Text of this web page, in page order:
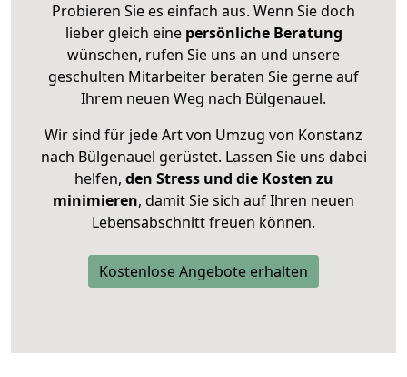
Probieren Sie es einfach aus. Wenn Sie doch
lieber gleich eine persönliche Beratung
wünschen, rufen Sie uns an und unsere
geschulten Mitarbeiter beraten Sie gerne auf
Ihrem neuen Weg nach Bülgenauel.
Wir sind für jede Art von Umzug von Konstanz
nach Bülgenauel gerüstet. Lassen Sie uns dabei
helfen, den Stress und die Kosten zu
minimieren, damit Sie sich auf Ihren neuen
Lebensabschnitt freuen können.
Kostenlose Angebote erhalten